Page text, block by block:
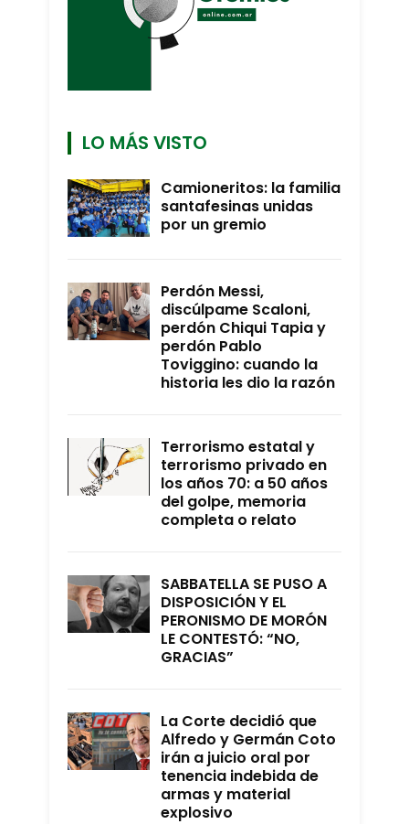
LO MÁS VISTO
Camioneritos: la familia
santafesinas unidas
por un gremio
Perdón Messi,
discúlpame Scaloni,
perdón Chiqui Tapia y
perdón Pablo
Toviggino: cuando la
historia les dio la razón
Terrorismo estatal y
terrorismo privado en
los años 70: a 50 años
del golpe, memoria
completa o relato
SABBATELLA SE PUSO A
DISPOSICIÓN Y EL
PERONISMO DE MORÓN
LE CONTESTÓ: “NO,
GRACIAS”
La Corte decidió que
Alfredo y Germán Coto
irán a juicio oral por
tenencia indebida de
armas y material
explosivo